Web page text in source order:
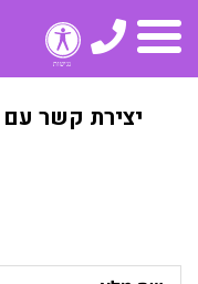
תפריט
טלפון
יצירת קשר